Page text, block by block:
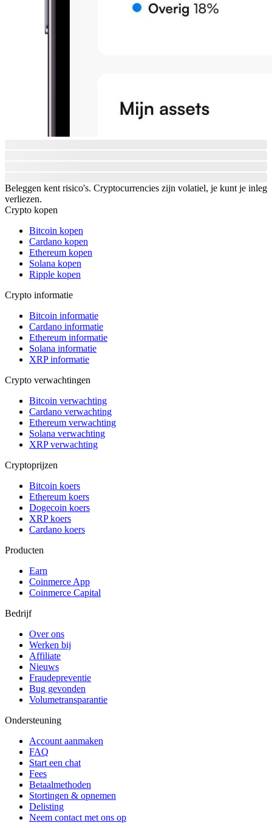
Beleggen kent risico's. Cryptocurrencies zijn volatiel, je kunt je inleg
verliezen.
Crypto kopen
Bitcoin kopen
Cardano kopen
Ethereum kopen
Solana kopen
Ripple kopen
Crypto informatie
Bitcoin informatie
Cardano informatie
Ethereum informatie
Solana informatie
XRP informatie
Crypto verwachtingen
Bitcoin verwachting
Cardano verwachting
Ethereum verwachting
Solana verwachting
XRP verwachting
Cryptoprijzen
Bitcoin koers
Ethereum koers
Dogecoin koers
XRP koers
Cardano koers
Producten
Earn
Coinmerce App
Coinmerce Capital
Bedrijf
Over ons
Werken bij
Affiliate
Nieuws
Fraudepreventie
Bug gevonden
Volumetransparantie
Ondersteuning
Account aanmaken
FAQ
Start een chat
Fees
Betaalmethoden
Stortingen & opnemen
Delisting
Neem contact met ons op